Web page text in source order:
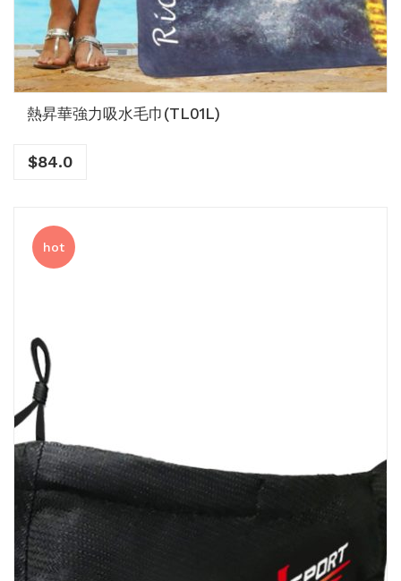
熱昇華強力吸水毛巾(TL01L)
$84.0
hot